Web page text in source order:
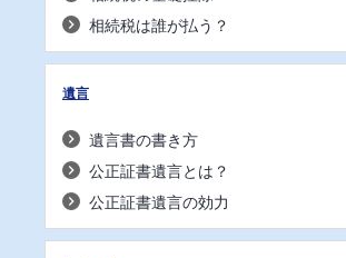
相続税は誰が払う？
遺言
遺言書の書き方
公正証書遺言とは？
公正証書遺言の効力